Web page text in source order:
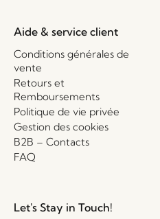
Aide & service client
Conditions générales de
vente
Retours et
Remboursements
Politique de vie privée
Gestion des cookies
B2B – Contacts
FAQ
Let's Stay in Touch!